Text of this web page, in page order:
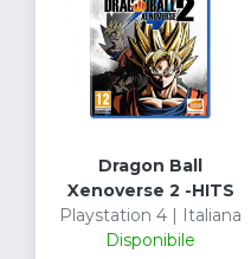
Dragon Ball
Xenoverse 2 -HITS
Playstation 4 | Italiana
Disponibile